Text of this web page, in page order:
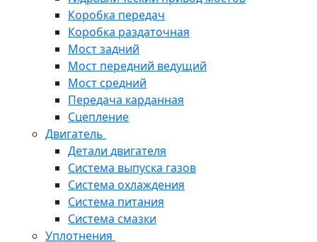
Коробка передач
Коробка раздаточная
Мост задний
Мост передний ведущий
Мост средний
Передача карданная
Сцепление
Двигатель
Детали двигателя
Система выпуска газов
Система охлаждения
Система питания
Система смазки
Уплотнения